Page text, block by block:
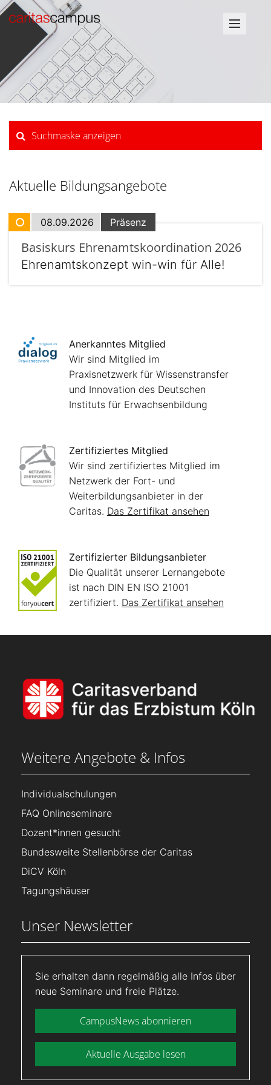
Suchmaske anzeigen
Aktuelle Bildungsangebote
08.09.2026 Präsenz
Basiskurs Ehrenamtskoordination 2026
Ehrenamtskonzept win-win für Alle!
Anerkanntes Mitglied
Wir sind Mitglied im
Praxisnetzwerk für Wissenstransfer
und Innovation des Deutschen
Instituts für Erwachsenbildung
Zertifiziertes Mitglied
Wir sind zertifiziertes Mitglied im
Netzwerk der Fort- und
Weiterbildungsanbieter in der
Caritas. Das Zertifikat ansehen
Zertifizierter Bildungsanbieter
Die Qualität unserer Lernangebote
ist nach DIN EN ISO 21001
zertifiziert. Das Zertifikat ansehen
Weitere Angebote & Infos
Individualschulungen
FAQ Onlineseminare
Dozent*innen gesucht
Bundesweite Stellenbörse der Caritas
DiCV Köln
Tagungshäuser
Unser Newsletter
Sie erhalten dann regelmäßig alle Infos über
neue Seminare und freie Plätze.
CampusNews abonnieren
Aktuelle Ausgabe lesen